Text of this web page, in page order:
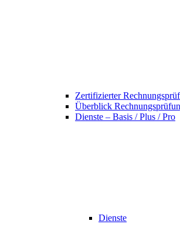
Zertifizierter
Überblick
Dienste – Basis / Plus / Pro
Dienste